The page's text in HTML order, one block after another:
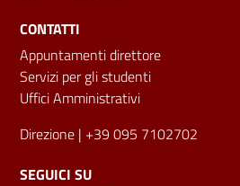
CONTATTI
Appuntamenti direttore
Servizi per gli studenti
Uffici Amministrativi
Direzione | +39 095 7102702
SEGUICI SU